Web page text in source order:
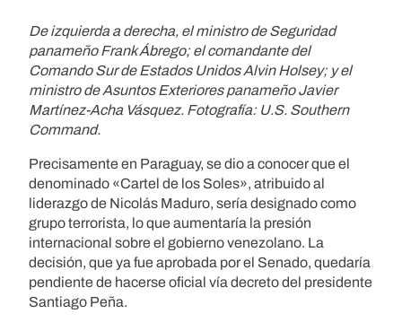
De izquierda a derecha, el ministro de Seguridad
panameño Frank Ábrego; el comandante del
Comando Sur de Estados Unidos Alvin Holsey; y el
ministro de Asuntos Exteriores panameño Javier
Martínez-Acha Vásquez. Fotografía: U.S. Southern
Command.
Precisamente en Paraguay, se dio a conocer que el
denominado «Cartel de los Soles», atribuido al
liderazgo de Nicolás Maduro, sería designado como
grupo terrorista, lo que aumentaría la presión
internacional sobre el gobierno venezolano. La
decisión, que ya fue aprobada por el Senado, quedaría
pendiente de hacerse oficial vía decreto del presidente
Santiago Peña.